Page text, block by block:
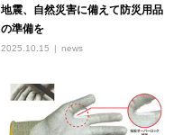
地震、自然災害に備えて防災用品
の準備を
2025.10.15 news